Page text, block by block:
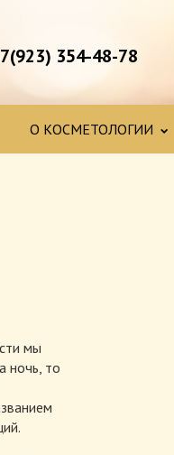
354-48-78
О КОСМЕТОЛОГИИ
мы
ночь, то